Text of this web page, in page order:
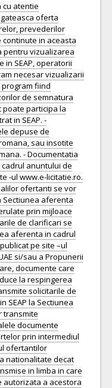
cu atentie
oferta
prevederilor
in aceasta
pentru vizualizarea
in SEAP, operatorii
necesar vizualizarii
fiind
de semnatura
poate participa la
in SEAP. -
depuse de
sau insotite
- Documentatia
anuntului de
-ul www.e-licitatie.ro.
ofertanti se vor
Sectiunea aferenta
prin mijloace
de clarificari se
aferenta in cadrul
pe site –ul
si/sau a Propunerii
documente care
la respingerea
solicitarile de
SEAP la Sectiunea
transmite
documente
prin intermediul
ofertantilor
nationalitate decat
in limba in care
autorizata a acestora